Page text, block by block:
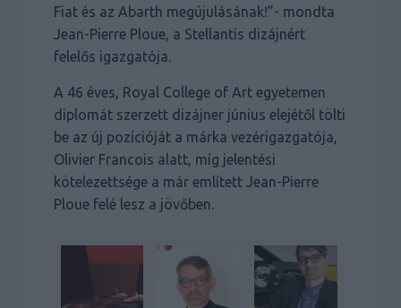
Fiat és az Abarth megújulásának!”- mondta
Jean-Pierre Ploue, a Stellantis dizájnért
felelős igazgatója.
A 46 éves, Royal College of Art egyetemen
diplomát szerzett dizájner június elejétől tölti
be az új pozícióját a márka vezérigazgatója,
Olivier Francois alatt, míg jelentési
kötelezettsége a már említett Jean-Pierre
Ploue felé lesz a jövőben.